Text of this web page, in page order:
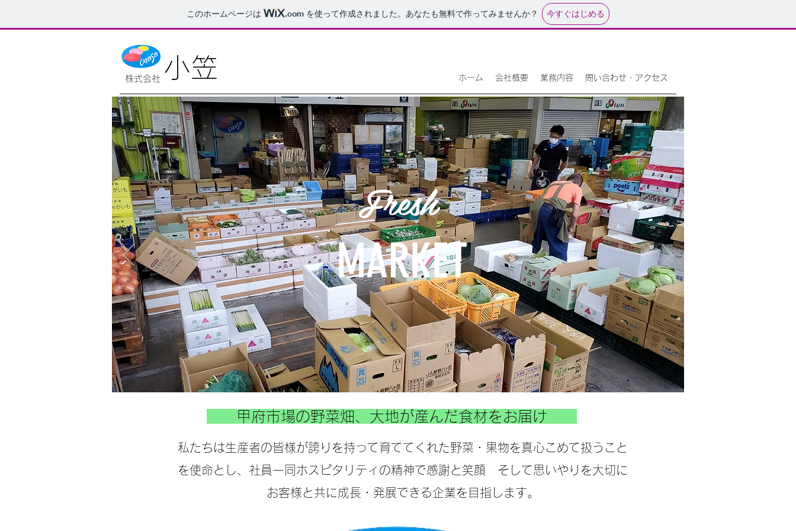
このホームページは .com を使って作成されました。あなたも無料で作ってみませんか？ 今すぐはじめる
​株式会社​ 小笠​ ホーム 会社概要 業務内容 問い合わせ・アクセス
Fresh
MARKET
​​甲府市場の野菜畑、大地が産んだ食材をお届け
私たちは生産者の皆様が誇りを持って育ててくれた野菜・果物を真心こめて扱うこと
を使命とし、社員一同ホスピタリティの精神で感謝と笑顔 そして思いやりを大切に
お客様と共に成長・発展できる企業を目指します。